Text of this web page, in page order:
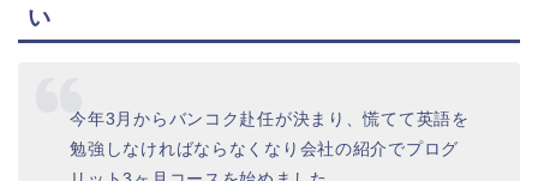
い
今年3月からバンコク赴任が決まり、慌てて英語を
勉強しなければならなくなり会社の紹介でプログ